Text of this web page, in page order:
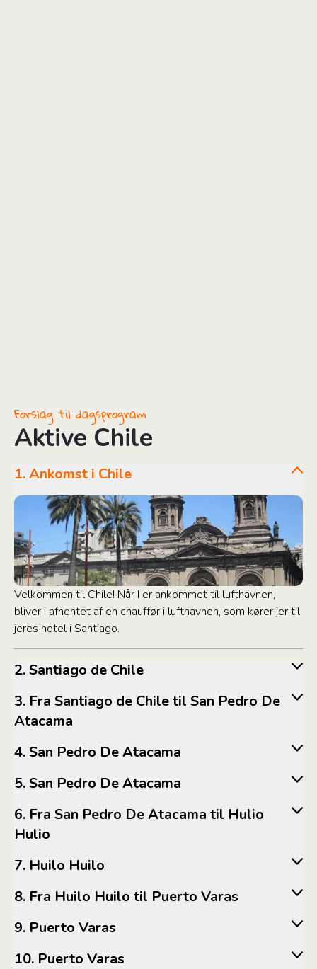
Forslag til dagsprogram
Aktive Chile
1. Ankomst i Chile
Velkommen til Chile! Når I er ankommet til lufthavnen,
bliver i afhentet af en chauffør i lufthavnen, som kører jer til
jeres hotel i Santiago.
2. Santiago de Chile
3. Fra Santiago de Chile til San Pedro De
Atacama
4. San Pedro De Atacama
5. San Pedro De Atacama
6. Fra San Pedro De Atacama til Hulio
Hulio
7. Huilo Huilo
8. Fra Huilo Huilo til Puerto Varas
9. Puerto Varas
10. Puerto Varas